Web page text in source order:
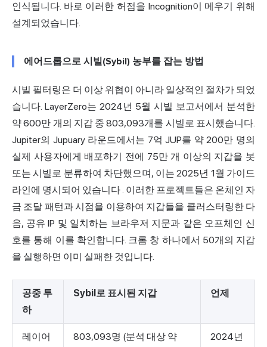
인식됩니다. 바로 이러한 허점을 Incognition이 메우기 위해
설계되었습니다.
에어드롭으로 시빌(Sybil) 농부를 잡는 방법
시빌 필터링은 더 이상 위협이 아니라 일상적인 절차가 되었
습니다. LayerZero는 2024년 5월 시빌 보고서에서 분석한
약 600만 개의 지갑 중 803,093개를 시빌로 표시했습니다.
Jupiter의 Jupuary 라운드에서는 7억 JUP를 약 200만 명의
실제 사용자에게 배포하기 전에 75만 개 이상의 지갑을 봇
또는 시빌로 분류하여 차단했으며, 이는2025년 1월 가이드
라인에 명시되어 있습니다. 이러한 프로젝트들은 온체인 자
금 조달 패턴과 시점을 이용하여 지갑들을 클러스터링한 다
음, 공유 IP 및 일치하는 브라우저 지문과 같은 오프체인 신
호를 통해 이를 확인합니다. 크롬 창 하나에서 50개의 지갑
을 실행하면 이미 실패한 것입니다.
공중 투
하
Sybil로 표시된 지갑 언제
레이어
803,093명 (분석 대상 약
2024년